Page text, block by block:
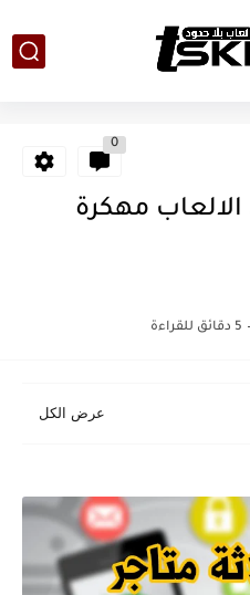
0
مهكرة
5 دقائق للقراءة